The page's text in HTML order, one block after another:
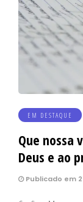
EM DESTAQUE
Que nossa
Deus e ao
Publicado em